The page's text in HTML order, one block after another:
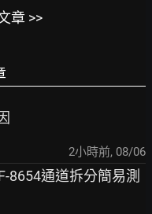
章 >>
2小時前, 08/06
8654通道拆分簡易測